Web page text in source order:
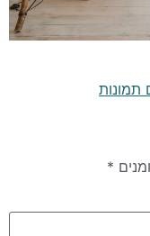
תמונות
*